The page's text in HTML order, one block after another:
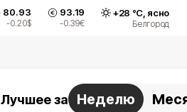
80.93
-0.20$
93.19
-0.39€
+28 °С, ясно
Белгород
Лучшее за Неделю